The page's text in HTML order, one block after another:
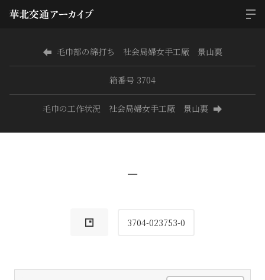
毛巾部の綿打ち 社会局婦女手工厰 景山裏
箱番号 3704
毛巾の工作状況 社会局婦女手工厰 景山裏
−
3704-023753-0